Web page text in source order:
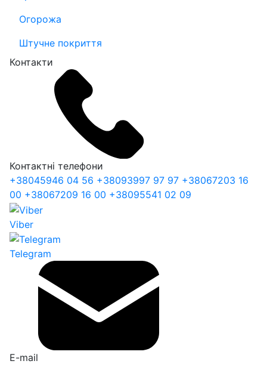
Огорожа
Штучне покриття
Контакти
Контактні телефони
+38045946 04 56 +38093997 97 97 +38067203 16
00 +38067209 16 00 +38095541 02 09
Viber
Telegram
E-mail